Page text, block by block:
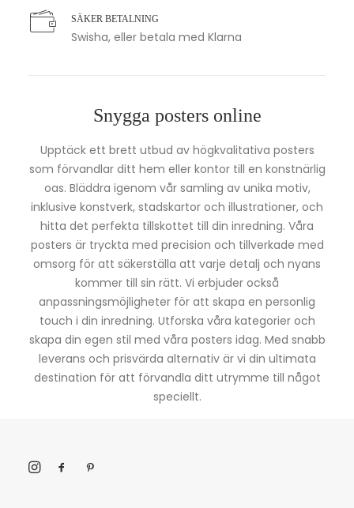
SÄKER BETALNING
Swisha, eller betala med Klarna
Snygga posters online
Upptäck ett brett utbud av högkvalitativa posters
som förvandlar ditt hem eller kontor till en konstnärlig
oas. Bläddra igenom vår samling av unika motiv,
inklusive konstverk, stadskartor och illustrationer, och
hitta det perfekta tillskottet till din inredning. Våra
posters är tryckta med precision och tillverkade med
omsorg för att säkerställa att varje detalj och nyans
kommer till sin rätt. Vi erbjuder också
anpassningsmöjligheter för att skapa en personlig
touch i din inredning. Utforska våra kategorier och
skapa din egen stil med våra posters idag. Med snabb
leverans och prisvärda alternativ är vi din ultimata
destination för att förvandla ditt utrymme till något
speciellt.